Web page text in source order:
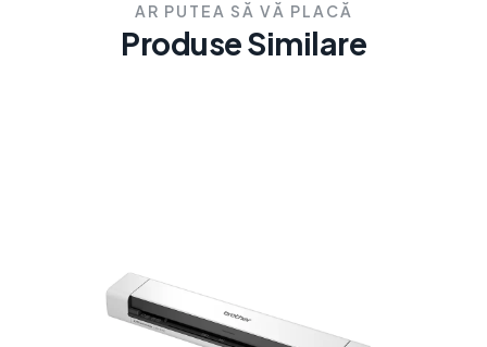
AR PUTEA SĂ VĂ PLACĂ
Produse Similare